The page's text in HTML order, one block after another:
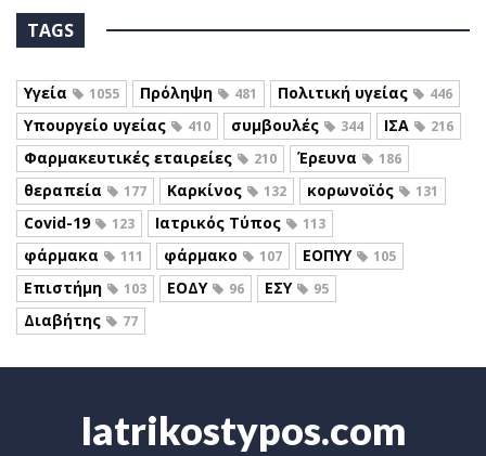
TAGS
Υγεία 1055 Πρόληψη 481 Πολιτική υγείας 446
Υπουργείο υγείας 410 συμβουλές 344 ΙΣΑ 216
Φαρμακευτικές εταιρείες 210 Έρευνα 186
θεραπεία 177 Καρκίνος 132 κορωνοϊός 131
Covid-19 123 Ιατρικός Τύπος 113
φάρμακα 111 φάρμακο 107 ΕΟΠΥΥ 105
Επιστήμη 103 ΕΟΔΥ 96 ΕΣΥ 95
Διαβήτης 77
Iatrikostypos.com